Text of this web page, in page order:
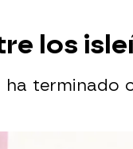
los
ha terminado